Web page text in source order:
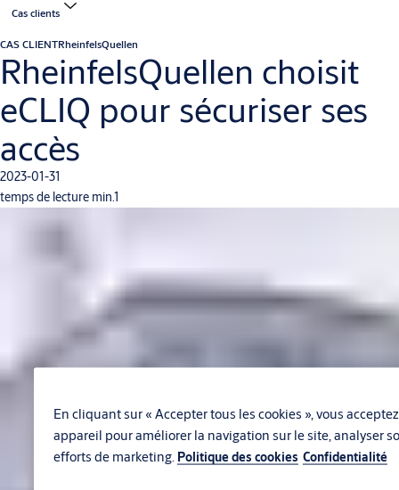
Cas clients
CAS CLIENTRheinfelsQuellen
RheinfelsQuellen choisit
eCLIQ pour sécuriser ses
accès
2023-01-31
temps de lecture min.1
En cliquant sur « Accepter tous les cookies », vous
appareil pour améliorer la navigation sur le site, analyser
efforts de marketing. Politique des cookies Confidentialité